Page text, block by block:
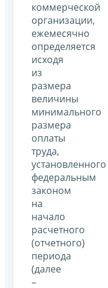
коммерческой
организации,
ежемесячно
определяется
исходя
из
размера
величины
минимального
размера
оплаты
труда,
установленного
федеральным
законом
на
начало
расчетного
(отчетного)
периода
(далее
–